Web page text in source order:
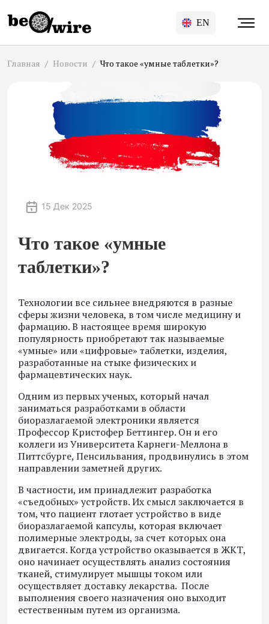
EN
Главная Новости Что такое «умные таблетки»?
15 Дек 2025
Что такое «умные
таблетки»?
Технологии все сильнее внедряются в разные
сферы жизни человека, в том числе медицину и
фармацию. В настоящее время широкую
популярность приобретают так называемые
«умные» или «цифровые» таблетки, изделия,
разработанные на стыке физических и
фармацевтических наук.
Одним из первых ученых, который начал
заниматься разработками в области
биоразлагаемой электроники является
Профессор Кристофер Беттингер. Он и его
коллеги из Университета Карнеги-Меллона в
Питтсбурге, Пенсильвания, продвинулись в этом
направлении заметней других.
В частности, им принадлежит разработка
«съедобных» устройств. Их смысл заключается в
том, что пациент глотает устройство в виде
биоразлагаемой капсулы, которая включает
полимерные электроды, за счет которых она
двигается. Когда устройство оказывается в ЖКТ,
оно начинает осуществлять анализ состояния
тканей, стимулирует мышцы током или
осуществляет доставку лекарства. После
выполнения своего назначения оно выходит
естественным путем из организма.